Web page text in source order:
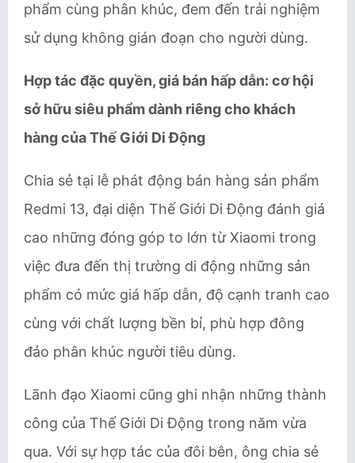
phẩm cùng phân khúc, đem đến trải nghiệm
sử dụng không gián đoạn cho người dùng.
Hợp tác đặc quyền, giá bán hấp dẫn: cơ hội
sở hữu siêu phẩm dành riêng cho khách
hàng của Thế Giới Di Động
Chia sẻ tại lễ phát động bán hàng sản phẩm
Redmi 13, đại diện Thế Giới Di Động đánh giá
cao những đóng góp to lớn từ Xiaomi trong
việc đưa đến thị trường di động những sản
phẩm có mức giá hấp dẫn, độ cạnh tranh cao
cùng với chất lượng bền bỉ, phù hợp đông
đảo phân khúc người tiêu dùng.
Lãnh đạo Xiaomi cũng ghi nhận những thành
công của Thế Giới Di Động trong năm vừa
qua. Với sự hợp tác của đôi bên, ông chia sẻ